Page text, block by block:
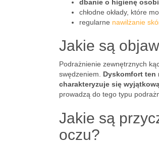
dbanie o higienę
chłodne okłady, które
regularne nawilżanie
Jakie są
Podrażnienie zewnętrznych
swędzeniem. Dyskomfort ten
charakteryzuje się
prowadzą do tego typu
Jakie są
oczu?